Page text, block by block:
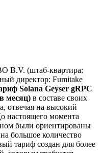
B.V. (штаб-квартира:
директор: Fumitake
Solana Geyser gRPC
месяц) в составе своих
отвечая на высокий
настоящего момента
были ориентированы
большое количество
тариф создан для более